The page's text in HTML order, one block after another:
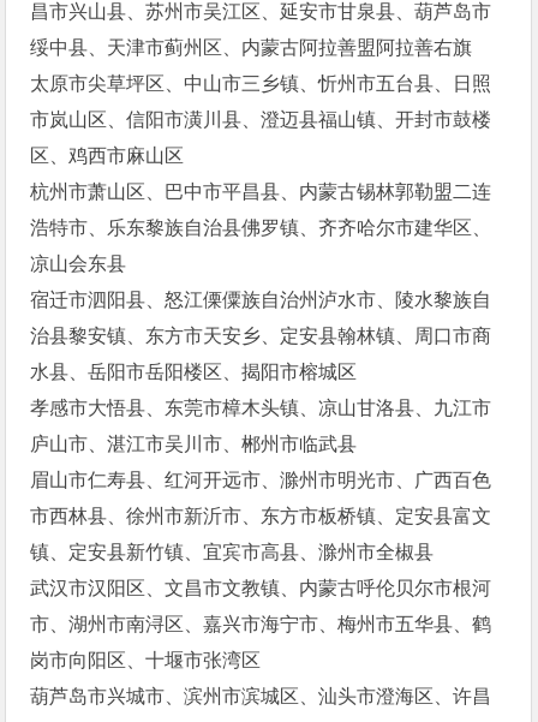
昌市兴山县、苏州市吴江区、延安市甘泉县、葫芦岛市
绥中县、天津市蓟州区、内蒙古阿拉善盟阿拉善右旗
太原市尖草坪区、中山市三乡镇、忻州市五台县、日照
市岚山区、信阳市潢川县、澄迈县福山镇、开封市鼓楼
区、鸡西市麻山区
杭州市萧山区、巴中市平昌县、内蒙古锡林郭勒盟二连
浩特市、乐东黎族自治县佛罗镇、齐齐哈尔市建华区、
凉山会东县
宿迁市泗阳县、怒江傈僳族自治州泸水市、陵水黎族自
治县黎安镇、东方市天安乡、定安县翰林镇、周口市商
水县、岳阳市岳阳楼区、揭阳市榕城区
孝感市大悟县、东莞市樟木头镇、凉山甘洛县、九江市
庐山市、湛江市吴川市、郴州市临武县
眉山市仁寿县、红河开远市、滁州市明光市、广西百色
市西林县、徐州市新沂市、东方市板桥镇、定安县富文
镇、定安县新竹镇、宜宾市高县、滁州市全椒县
武汉市汉阳区、文昌市文教镇、内蒙古呼伦贝尔市根河
市、湖州市南浔区、嘉兴市海宁市、梅州市五华县、鹤
岗市向阳区、十堰市张湾区
葫芦岛市兴城市、滨州市滨城区、汕头市澄海区、许昌